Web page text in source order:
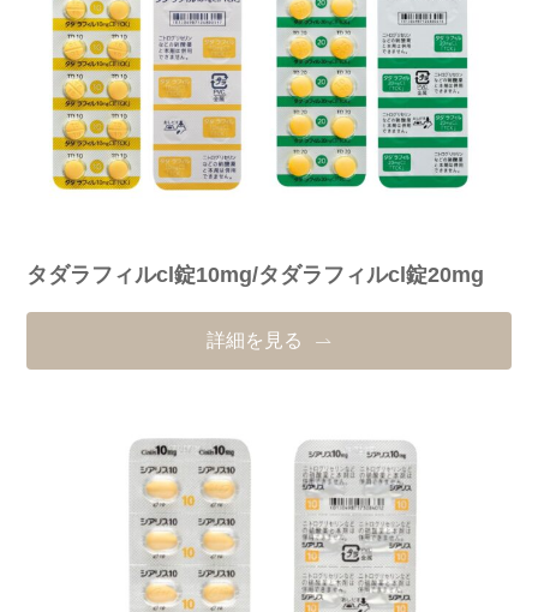
タダラフィルcl錠10mg/タダラフィルcl錠20mg
詳細を見る